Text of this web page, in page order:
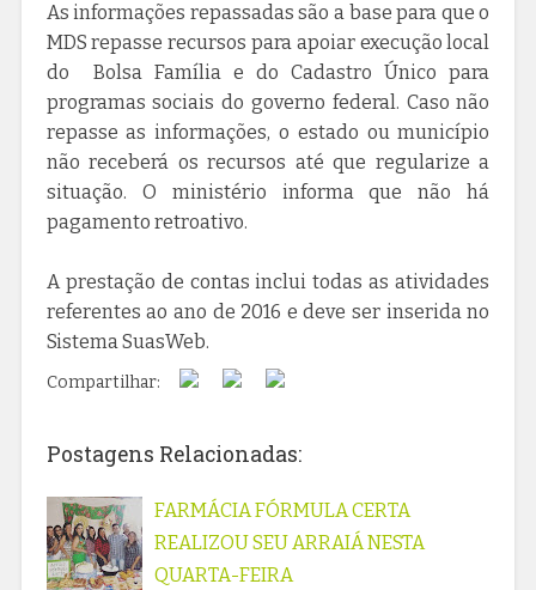
As informações repassadas são a base para que o
MDS repasse recursos para apoiar execução local
do Bolsa Família e do Cadastro Único para
programas sociais do governo federal. Caso não
repasse as informações, o estado ou município
não receberá os recursos até que regularize a
situação. O ministério informa que não há
pagamento retroativo.
A prestação de contas inclui todas as atividades
referentes ao ano de 2016 e deve ser inserida no
Sistema SuasWeb.
Compartilhar:
Postagens Relacionadas:
FARMÁCIA FÓRMULA CERTA
REALIZOU SEU ARRAIÁ NESTA
QUARTA-FEIRA